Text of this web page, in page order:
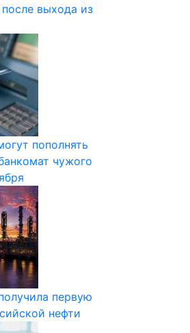
выхода из
пополнять
чужого
первую
нефти